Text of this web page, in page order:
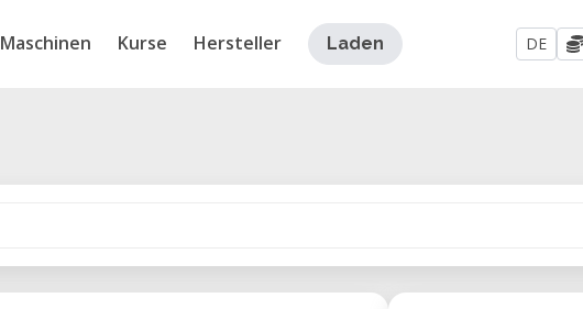
Maschinen Kurse Hersteller Laden DE